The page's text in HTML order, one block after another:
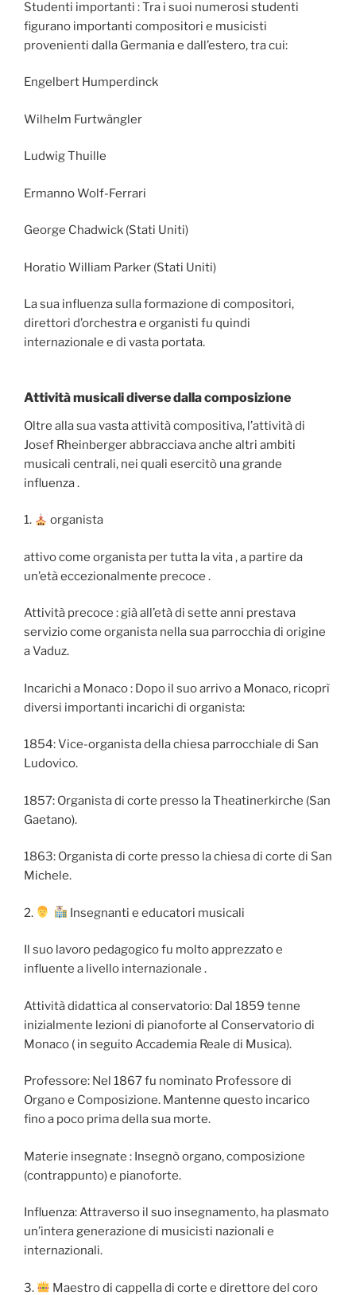
Studenti importanti : Tra i suoi numerosi studenti
figurano importanti compositori e musicisti
provenienti dalla Germania e dall’estero, tra cui:
Engelbert Humperdinck
Wilhelm Furtwängler
Ludwig Thuille
Ermanno Wolf-Ferrari
George Chadwick (Stati Uniti)
Horatio William Parker (Stati Uniti)
La sua influenza sulla formazione di compositori,
direttori d’orchestra e organisti fu quindi
internazionale e di vasta portata.
Attività musicali diverse dalla composizione
Oltre alla sua vasta attività compositiva, l’attività di
Josef Rheinberger abbracciava anche altri ambiti
musicali centrali, nei quali esercitò una grande
influenza .
1. organista
attivo come organista per tutta la vita , a partire da
un’età eccezionalmente precoce .
Attività precoce : già all’età di sette anni prestava
servizio come organista nella sua parrocchia di origine
a Vaduz.
Incarichi a Monaco : Dopo il suo arrivo a Monaco, ricoprì
diversi importanti incarichi di organista:
1854: Vice-organista della chiesa parrocchiale di San
Ludovico.
1857: Organista di corte presso la Theatinerkirche (San
Gaetano).
1863: Organista di corte presso la chiesa di corte di San
Michele.
2. Insegnanti e educatori musicali
Il suo lavoro pedagogico fu molto apprezzato e
influente a livello internazionale .
Attività didattica al conservatorio: Dal 1859 tenne
inizialmente lezioni di pianoforte al Conservatorio di
Monaco ( in seguito Accademia Reale di Musica).
Professore: Nel 1867 fu nominato Professore di
Organo e Composizione. Mantenne questo incarico
fino a poco prima della sua morte.
Materie insegnate : Insegnò organo, composizione
(contrappunto) e pianoforte.
Influenza: Attraverso il suo insegnamento, ha plasmato
un’intera generazione di musicisti nazionali e
internazionali.
3. Maestro di cappella di corte e direttore del coro